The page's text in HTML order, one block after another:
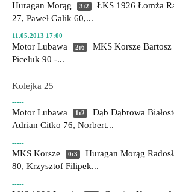
Huragan Morąg 3:2 ŁKS 1926 Łomża
27, Paweł Galik 60,...
11.05.2013 17:00
Motor Lubawa 2:6 MKS Korsze
Piceluk 90 -...
Kolejka 25
-----
Motor Lubawa 1:2 Dąb Dąbrowa
Adrian Citko 76, Norbert...
-----
MKS Korsze 0:3 Huragan Morąg
80, Krzysztof Filipek...
-----